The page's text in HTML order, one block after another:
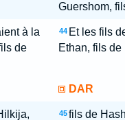
Guershom,
à la
de
44 Et les fils
Ethan, fils
DAR
45 fils de